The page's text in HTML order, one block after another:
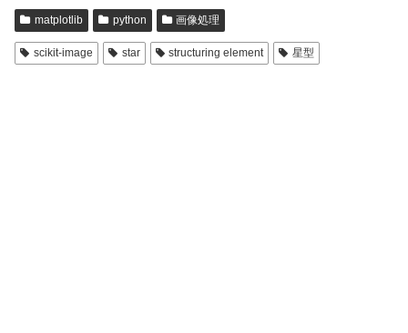
matplotlib python 画像処理
scikit-image star structuring element 星型